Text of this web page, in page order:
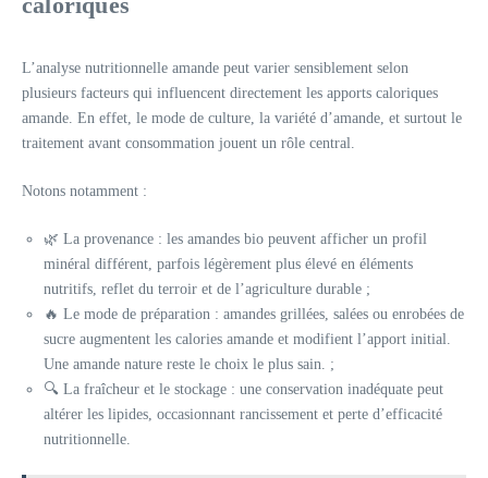
L’analyse nutritionnelle amande peut varier sensiblement selon
plusieurs facteurs qui influencent directement les apports caloriques
amande. En effet, le mode de culture, la variété d’amande, et surtout le
traitement avant consommation jouent un rôle central.
Notons notamment :
🌿 La provenance : les amandes bio peuvent afficher un profil
minéral différent, parfois légèrement plus élevé en éléments
nutritifs, reflet du terroir et de l’agriculture durable ;
🔥 Le mode de préparation : amandes grillées, salées ou enrobées de
sucre augmentent les calories amande et modifient l’apport initial.
Une amande nature reste le choix le plus sain. ;
🔍 La fraîcheur et le stockage : une conservation inadéquate peut
altérer les lipides, occasionnant rancissement et perte d’efficacité
nutritionnelle.